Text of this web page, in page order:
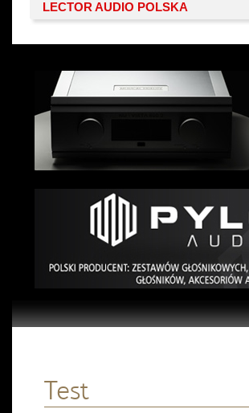
LECTOR AUDIO POLSKA
Test